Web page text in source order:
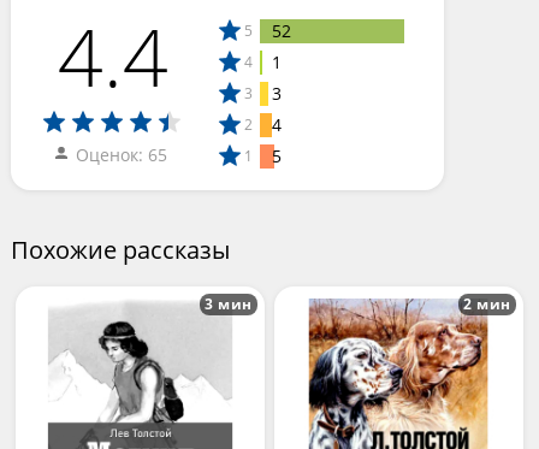
4.4
Оценок: 65
5 52
4 1
3 3
2 4
1 5
Похожие рассказы
3 мин 2 мин